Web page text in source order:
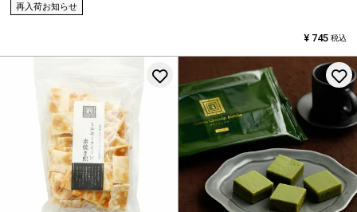
再入荷お知らせ
¥ 745 税込
お気に入りに登録する